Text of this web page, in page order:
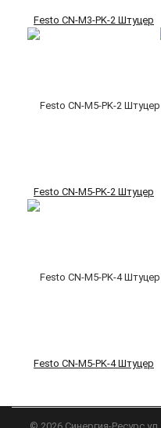
Festo CN-M3-PK-2 Штуцер
Festo CN-M5-PK-2 Штуцер
Festo CN-M5-PK-4 Штуцер